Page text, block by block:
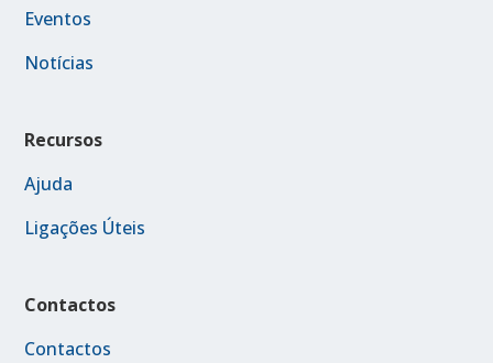
Eventos
Notícias
Recursos
Ajuda
Ligações Úteis
Contactos
Contactos